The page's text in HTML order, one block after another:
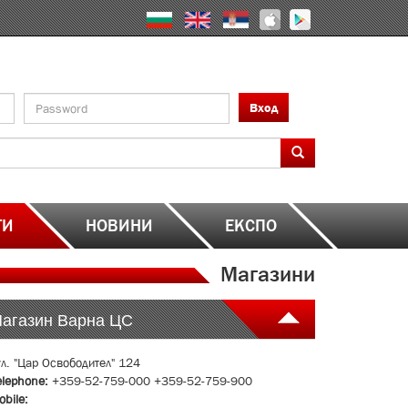
Вход
НОВИНИ ЕКСПО
Магазини
Варна ЦС
"Цар Освободител" 124
+359-52-759-000 +359-52-759-900